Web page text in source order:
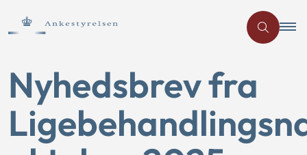
Nyhedsbrev fra